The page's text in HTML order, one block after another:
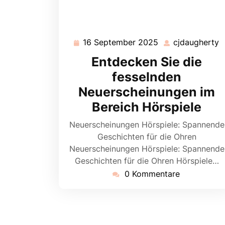
16 September 2025 16
September
2025
cjdaugherty
Entdecken Sie die
fesselnden
Neuerscheinungen im
Bereich Hörspiele
Neuerscheinungen Hörspiele: Spannende
Geschichten für die Ohren
Neuerscheinungen Hörspiele: Spannende
Geschichten für die Ohren Hörspiele…
0 Kommentare